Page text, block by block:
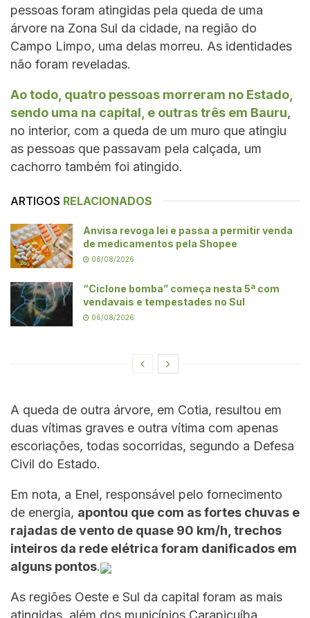
pessoas foram atingidas pela queda de uma
árvore na Zona Sul da cidade, na região do
Campo Limpo, uma delas morreu. As identidades
não foram reveladas.
Ao todo, quatro pessoas morreram no Estado,
sendo uma na capital, e outras três em Bauru,
no interior, com a queda de um muro que atingiu
as pessoas que passavam pela calçada, um
cachorro também foi atingido.
ARTIGOS RELACIONADOS
Anvisa revoga lei e passa a permitir venda
de medicamentos pela Shopee
06/08/2026
“Ciclone bomba” começa nesta 5ª com
vendavais e tempestades no Sul
06/08/2026
A queda de outra árvore, em Cotia, resultou em
duas vítimas graves e outra vítima com apenas
escoriações, todas socorridas, segundo a Defesa
Civil do Estado.
Em nota, a Enel, responsável pelo fornecimento
de energia, apontou que com as fortes chuvas e
rajadas de vento de quase 90 km/h, trechos
inteiros da rede elétrica foram danificados em
alguns pontos.
As regiões Oeste e Sul da capital foram as mais